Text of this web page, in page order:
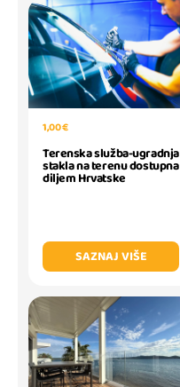
1,00 €
Terenska služba-ugradnja
stakla na terenu dostupna
diljem Hrvatske
SAZNAJ VIŠE